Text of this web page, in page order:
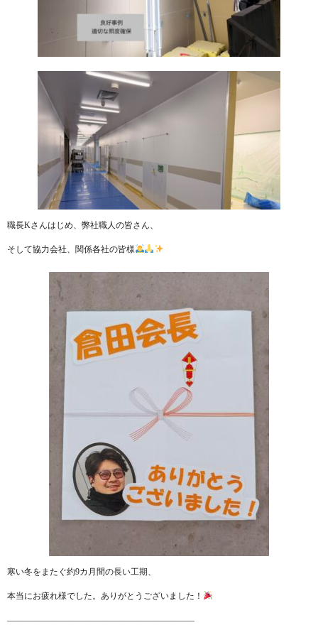
職長Kさんはじめ、弊社職人の皆さん、
そして協力会社、関係各社の皆様
寒い冬をまたぐ約9カ月間の長い工期、
本当にお疲れ様でした。ありがとうございました！
——————————————————————